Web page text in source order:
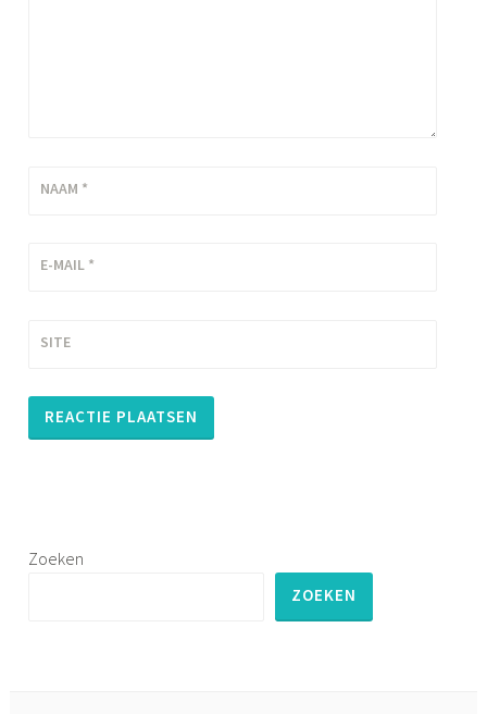
NAAM *
E-MAIL *
SITE
Zoeken
ZOEKEN